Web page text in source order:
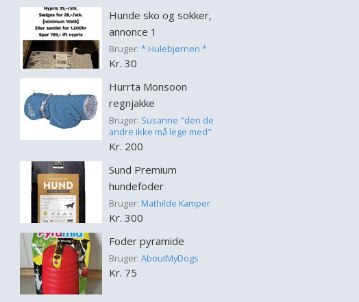
Hunde sko og sokker,
annonce 1
Bruger: * Hulebjørnen *
Kr. 30
Hurrta Monsoon
regnjakke
Bruger: Susanne "den de
andre ikke må lege med"
Kr. 200
Sund Premium
hundefoder
Bruger: Mathilde Kamper
Kr. 300
Foder pyramide
Bruger: AboutMyDogs
Kr. 75